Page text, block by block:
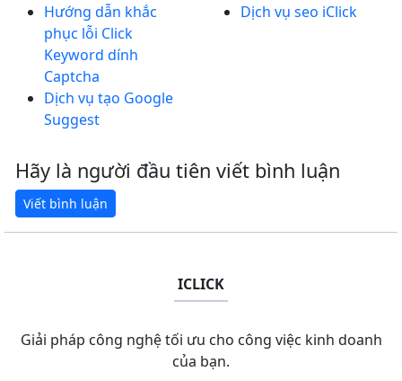
Hướng dẫn khắc
phục lỗi Click
Keyword dính
Captcha
Dịch vụ tạo Google
Suggest
Dịch vụ seo iClick
Hãy là người đầu tiên viết bình luận
ICLICK
Giải pháp công nghệ tối ưu cho công việc kinh doanh
của bạn.